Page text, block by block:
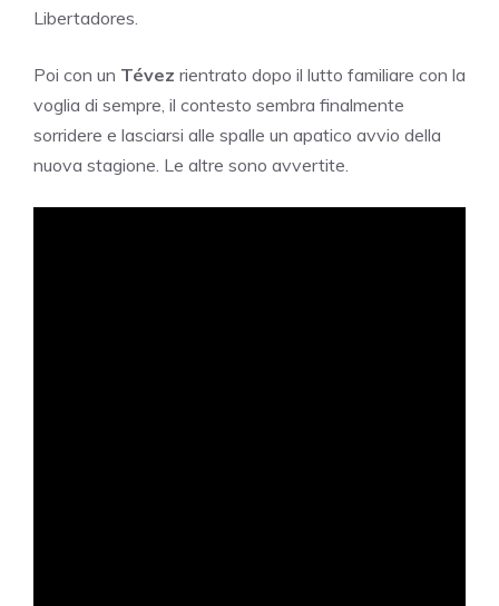
Libertadores.
Poi con un Tévez rientrato dopo il lutto familiare con la
voglia di sempre, il contesto sembra finalmente
sorridere e lasciarsi alle spalle un apatico avvio della
nuova stagione. Le altre sono avvertite.